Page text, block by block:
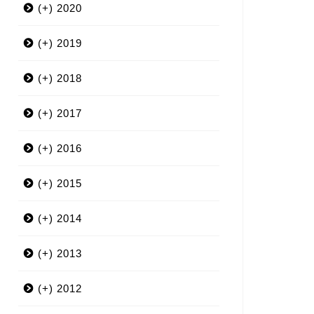
(+) 2020
3月
(+) 2019
12月
9月
7月
6月
5月
4月
3月
(+) 2018
12月
11月
10月
9月
8月
7月
(+) 2017
12月
11月
10月
9月
8月
(+) 2016
12月
11月
10月
9月
(+) 2015
12月
11月
10月
(+) 2014
12月
11月
(+) 2013
12月
(+) 2012